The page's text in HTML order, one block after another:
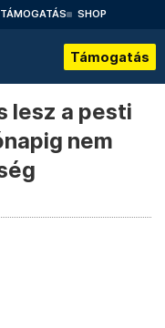
TÁMOGATÁS SHOP
Támogatás
lesz a pesti
nem